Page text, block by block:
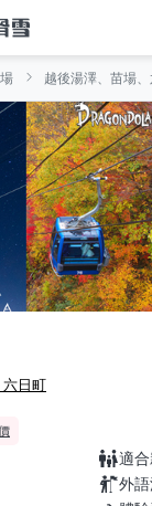
越後湯澤、苗場
六日町
適
外